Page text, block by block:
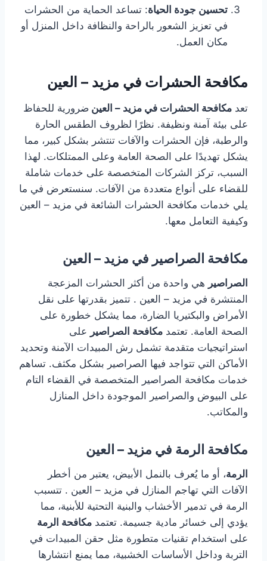
تحسين جودة الحياة: تساعد الحماية من الحشرات
في تعزيز الشعور بالراحة والنظافة داخل المنزل أو
مكان العمل.
مكافحة الحشرات في مزيد – العين
تعد مكافحة الحشرات في مزيد – العين ضرورية للحفاظ
على بيئة آمنة ونظيفة. نظرًا لظروف الطقس الحارة
والرطبة، فإن الحشرات والآفات تنتشر بشكل كبير، مما
يشكل تهديدًا على الصحة العامة وعلى الممتلكات. لهذا
السبب، تركز الشركات المتخصصة على خدمات شاملة
للقضاء على أنواع متعددة من الآفات. سنستعرض في ما
يلي خدمات مكافحة الحشرات الشائعة في مزيد – العين
وكيفية التعامل معها.
مكافحة الصراصير في مزيد – العين
الصراصير هي واحدة من أكثر الحشرات المزعجة
المنتشرة في مزيد – العين . تتميز بقدرتها على نقل
الأمراض والبكتيريا الضارة، مما يشكل خطورة على
الصحة العامة. تعتمد مكافحة الصراصير على
استراتيجيات متقدمة تشمل رش المبيدات الآمنة وتحديد
الأماكن التي تتواجد فيها الصراصير بشكل مكثف. تساهم
خدمات مكافحة الصراصير المتخصصة في القضاء التام
على البيوض والصراصير الموجودة داخل المنازل
والمكاتب.
مكافحة الرمة في مزيد – العين
الرمة، أو ما يُعرف بالنمل الأبيض، يعتبر من أخطر
الآفات التي تهاجم المنازل في مزيد – العين . تتسبب
الرمة في تدمير الأخشاب والبنية التحتية للأبنية، مما
يؤدي إلى خسائر مادية جسيمة. تعتمد مكافحة الرمة
على استخدام تقنيات متطورة مثل حقن المبيدات في
التربة وداخل الأساسات الخشبية، مما يمنع انتشارها